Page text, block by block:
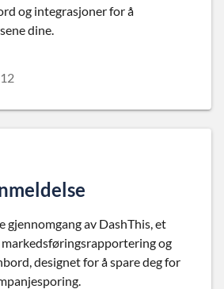
og integrasjoner for å
dine.
gjennomgang av DashThis, et
og
designet for å spare deg for